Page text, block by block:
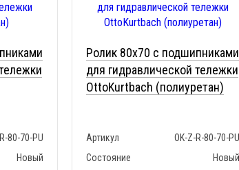
80-70-PU
Новый
Ролик 80x70 с подшипниками
для гидравлической тележки
OttoKurtbach (полиуретан)
Артикул
OK-Z-R-80-70-PU
Состояние
Новый